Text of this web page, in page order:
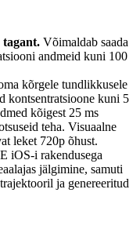
tagant. Võimaldab saada
andmeid kuni 100
kõrgele tundlikkusele
kontsentratsioone kuni 5
kõigest 25 ms
teha. Visuaalne
leket 720p õhust.
iOS-i rakendusega
jälgimine, samuti
ja genereeritud